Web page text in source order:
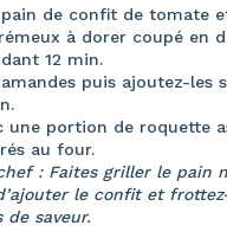
de confit de tomate
à dorer coupé en
12 min.
amandes puis ajoutez-les
une portion de roquette
au four.
: Faites griller le pain
le confit et
de saveur.